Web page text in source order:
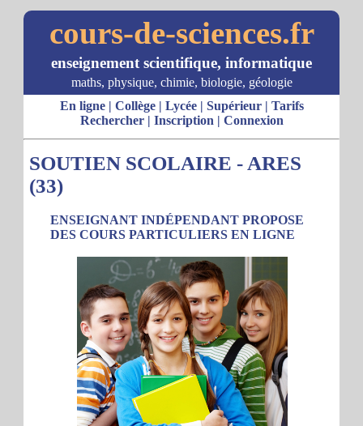
cours-de-sciences.fr
enseignement scientifique, informatique
maths, physique, chimie, biologie, géologie
En ligne| Collège| Lycée| Supérieur| Tarifs
Rechercher| Inscription | Connexion
SOUTIEN SCOLAIRE - ARES
(33)
ENSEIGNANT INDÉPENDANT PROPOSE
DES COURS PARTICULIERS EN LIGNE